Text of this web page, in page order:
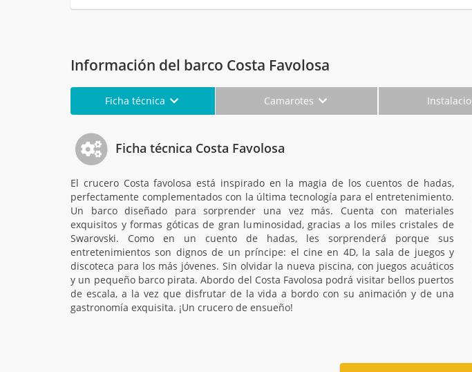
Información del barco Costa Favolosa
Ficha técnica Camarotes
Ficha técnica Costa Favolosa
El crucero Costa favolosa está inspirado en la magia de los cuentos de hadas,
perfectamente complementados con la última tecnología para el entretenimiento.
Un barco diseñado para sorprender una vez más. Cuenta con materiales
exquisitos y formas góticas de gran luminosidad, gracias a los miles cristales de
Swarovski. Como en un cuento de hadas, les sorprenderá porque sus
entretenimientos son dignos de un príncipe: el cine en 4D, la sala de juegos y
discoteca para los más jóvenes. Sin olvidar la nueva piscina, con juegos acuáticos
y un pequeño barco pirata. Abordo del Costa Favolosa podrá visitar bellos puertos
de escala, a la vez que disfrutar de la vida a bordo con su animación y de una
gastronomía exquisita. ¡Un crucero de ensueño!